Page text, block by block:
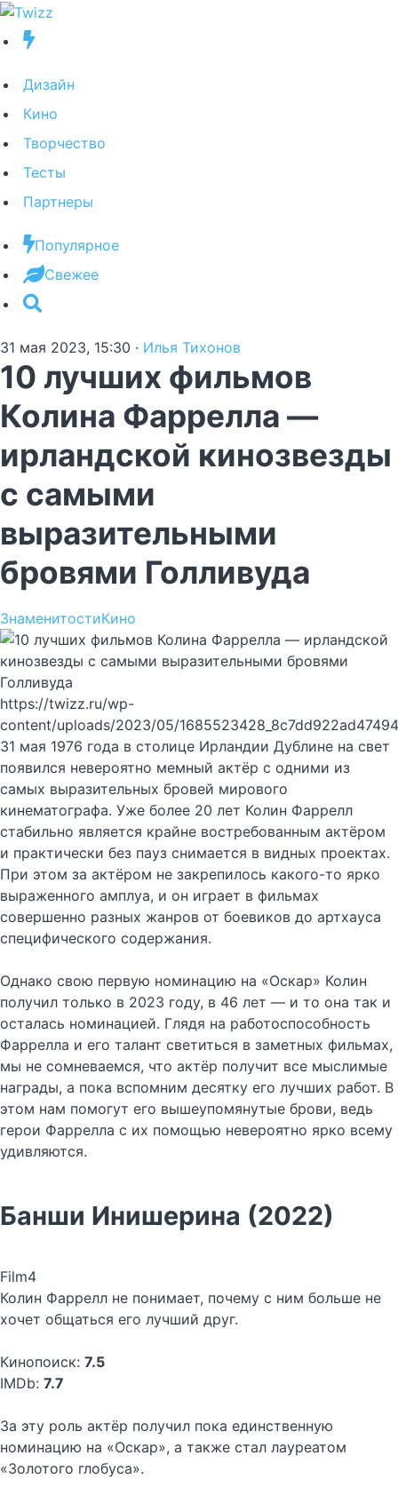
Дизайн
Кино
Творчество
Тесты
Партнеры
Популярное
Свежее
31 мая 2023, 15:30 · Илья Тихонов
10 лучших фильмов
Колина Фаррелла —
ирландской кинозвезды
с самыми
выразительными
бровями Голливуда
ЗнаменитостиКино
https://twizz.ru/wp-
content/uploads/2023/05/
31 мая 1976 года в столице Ирландии Дублине на свет
появился невероятно мемный актёр с одними из
самых выразительных бровей мирового
кинематографа. Уже более 20 лет Колин Фаррелл
стабильно является крайне востребованным актёром
и практически без пауз снимается в видных проектах.
При этом за актёром не закрепилось какого-то ярко
выраженного амплуа, и он играет в фильмах
совершенно разных жанров от боевиков до артхауса
специфического содержания.
Однако свою первую номинацию на «Оскар» Колин
получил только в 2023 году, в 46 лет — и то она так и
осталась номинацией. Глядя на работоспособность
Фаррелла и его талант светиться в заметных фильмах,
мы не сомневаемся, что актёр получит все мыслимые
награды, а пока вспомним десятку его лучших работ. В
этом нам помогут его вышеупомянутые брови, ведь
герои Фаррелла с их помощью невероятно ярко всему
удивляются.
Банши Инишерина (2022)
Film4
Колин Фаррелл не понимает, почему с ним больше не
хочет общаться его лучший друг.
Кинопоиск: 7.5
IMDb: 7.7
За эту роль актёр получил пока единственную
номинацию на «Оскар», а также стал лауреатом
«Золотого глобуса».